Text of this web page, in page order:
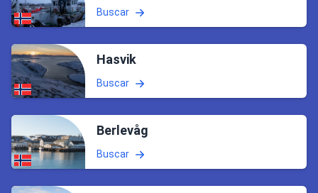
Buscar
Hasvik
Buscar
Berlevåg
Buscar